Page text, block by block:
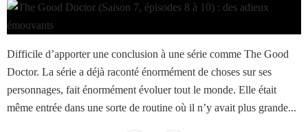
Difficile d’apporter une conclusion à une série comme The Good
Doctor. La série a déjà raconté énormément de choses sur ses
personnages, fait énormément évoluer tout le monde. Elle était
même entrée dans une sorte de routine où il n’y avait plus grande...